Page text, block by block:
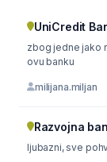
UniCredit
zbog jedne jako
ovu banku
milijana.miljan
Razvojna
ljubazni, sve